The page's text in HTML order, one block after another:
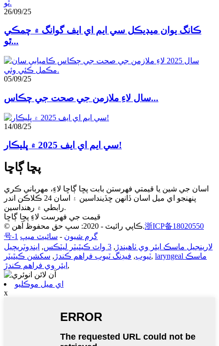
26/09/25
ڪانگ يوان ميڊيڪل سي ايم اي ايف گوانگ ۾ چمڪي
ٿو...
05/09/25
سال لاءِ ملازمن جي صحت جي چڪاس...
14/08/25
سي ايم اي ايف 2025 ۾ ڀليڪار!
پڇا ڳاڇا
اسان جي شين يا قيمتي فهرستن بابت پڇا ڳاڇا لاءِ، مهرباني ڪري
پنهنجو اي ميل اسان ڏانهن ڇڏينداسين ۽ اسان 24 ڪلاڪن اندر
رابطي ۾ رهنداسين.
قيمت جي فهرست لاءِ پڇا ڳاڇا
© ڪاپي رائيٽ - 2020: سڀ حق محفوظ آهن.浙ICP备18020550
号-1
گرم شيون - سائيٽ ميپ
لارينجيل ماسڪ ايئر وي ٺاهيندڙ , 3 واٽ ڪيٿيٽر ليٽڪس , اينڊوٽريچيل
ٽيوب, فيڊنگ ٽيوب فراهم ڪندڙ , سکشن ڪيٿيٽر , laryngeal ماسڪ
ايئر وي فراهم ڪندڙ ,
اي ميل موڪليو
x